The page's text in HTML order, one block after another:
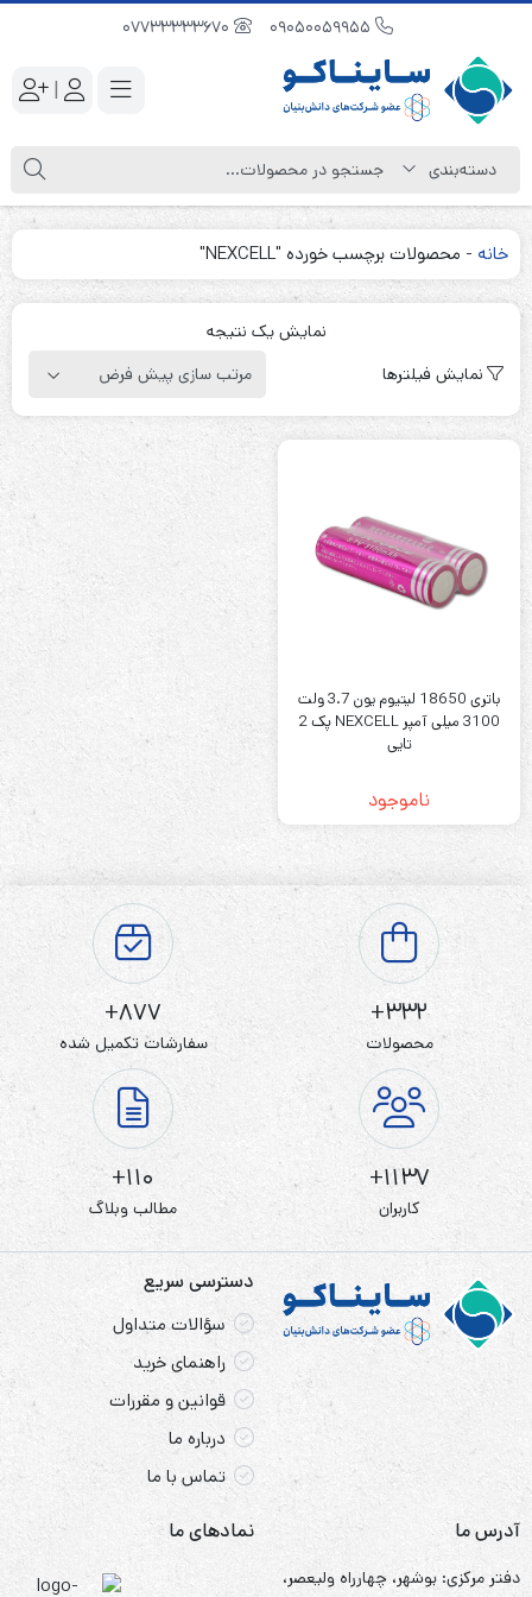
|
خانه - محصولات برچسب خورده "NEXCELL"
نمایش یک نتیجه
نمایش فیلترها
باتری 18650 لیتیوم یون 3.7 ولت
3100 میلی آمپر NEXCELL پک 2
تایی
ناموجود
332+
محصولات
877+
سفارشات تکمیل شده
1137+
کاربران
110+
مطالب وبلاگ
دسترسی سریع
سؤالات متداول
راهنمای خرید
قوانین و مقررات
درباره ما
تماس با ما
آدرس ما
دفتر مرکزی: بوشهر، چهارراه ولیعصر،
نمادهای ما